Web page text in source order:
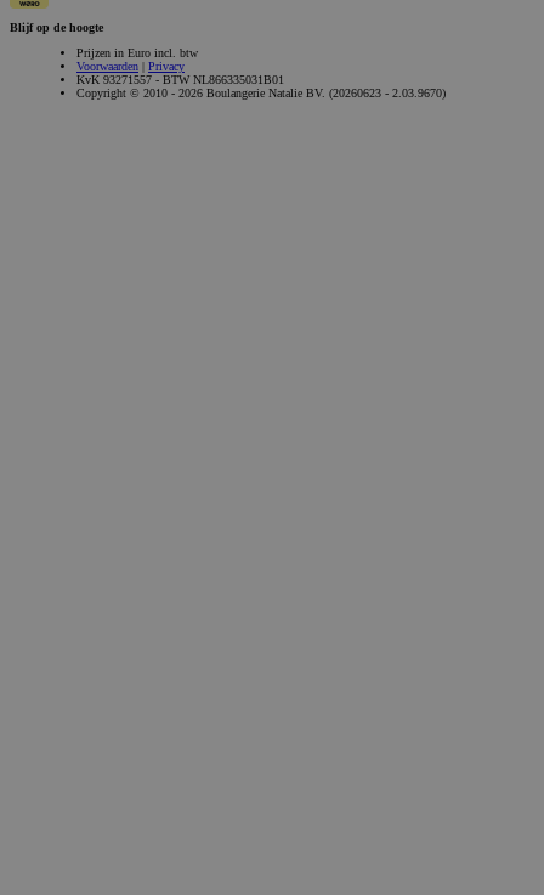
Blijf op de hoogte
Prijzen in Euro incl. btw
Voorwaarden | Privacy
KvK 93271557 - BTW NL866335031B01
Copyright © 2010 - 2026 Boulangerie Natalie BV. (20260623 - 2.03.9670)